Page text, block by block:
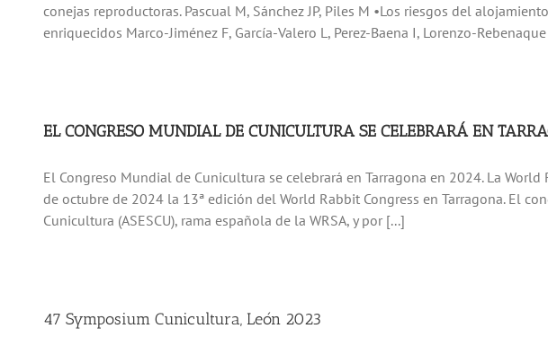
conejas reproductoras. Pascual M, Sánchez JP, Piles M •Los riesgos del
enriquecidos Marco-Jiménez F, García-Valero L, Perez-Baena I, Lorenzo-
EL CONGRESO MUNDIAL DE CUNICULTURA SE CELEBRARÁ EN
El Congreso Mundial de Cunicultura se celebrará en Tarragona en 2024. La World
de octubre de 2024 la 13ª edición del World Rabbit Congress en Tarragona. El
Cunicultura (ASESCU), rama española de la WRSA, y por [...]
47 Symposium Cunicultura, León 2023